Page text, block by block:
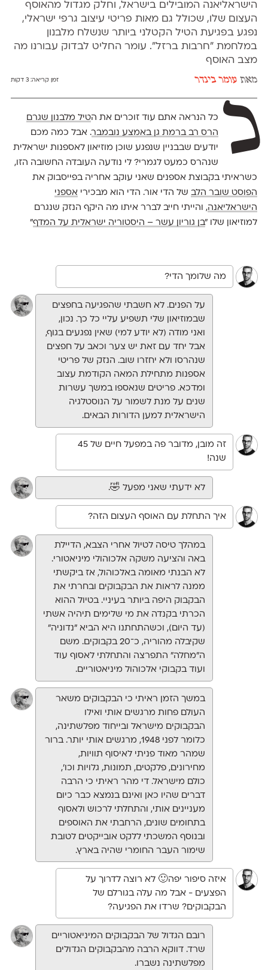
הישראליאנה המובילים בישראל, וחלק מגדול מהאוסף
העצום שלו, שכולל גם מאות פריטי עיצוב גרפי ישראלי,
נפגע בפגיעת הטיל הקטלני ביותר שנשלח מלבנון
במלחמת "חרבות ברזל". עומר החליט לבדוק עבורנו מה
מצב האוסף
מאת עומר בינדר זמן קריאה:3 דקות
כ כל הנראה אתם עוד זוכרים את הטיל מלבנון שגרם
הרס רב ברמת גן באמצע נובמבר. אבל כמה מכם
יודעים שבבניין שנפגע שוכן מוזיאון לאספנות ישראלית
שנהרס כמעט לגמרי? לי נודעה העובדה החשובה הזו,
כשראיתי בקבוצת אספנים שאני עוקב אחריה בפייסבוק את
הפוסט שובר הלבשל הדי אור. הדי הוא מבכירי אספני
הישראליאנה, והייתי חייב לברר איתו מה היקף הנזק שנגרם
למוזיאון שלו "בן גוריון עשר – היסטוריה ישראלית על המדף"
מה שלומך הדי?
על הפנים. לא חשבתי שהפגיעה בחפצים
שבמוזיאון שלי תשפיע עליי כל כך. נכון,
ואני מודה (לא יודע למי) שאין נפגעים בגוף,
אבל יחד עם זאת יש צער וכאב על חפצים
שנהרסו ולא יחזרו שוב. הנזק של פריטי
אספנות מתחילת המאה הקודמת עצוב
ומדכא. פריטים שנאספו במשך עשרות
שנים על מנת לשמור על הנוסטלגיה
הישראלית למען הדורות הבאים.
זה מובן, מדובר פה במפעל חיים של 45
שנה!
לא ידעתי שאני מפעל 🤣.
איך התחלת עם האוסף העצום הזה?
במהלך טיסה לטיול אחרי הצבא, הדיילת
באה והציעה משקה אלכוהולי מיניאטורי.
לא הבנתי מאומה באלכוהול, אז ביקשתי
ממנה לראות את הבקבוקים ובחרתי את
הבקבוק היפה ביותר בעיניי. בטיול ההוא
הכרתי בקנדה את מי שלימים תיהיה אשתי
(עד היום), וכשהתחתנו היא הביא ״נדוניה״
שקיבלה מהוריה, כ־20 בקבוקים. משם
ה״מחלה״ התפרצה והתחלתי לאסוף עוד
ועוד בקבוקי אלכוהול מיניאטוריים.
במשך הזמן ראיתי כי הבקבוקים משאר
העולם פחות מרגשים אותי ואילו
הבקבוקים מישראל ובייחוד מפלשתינה,
כלומר לפני 1948, מרגשים אותי יותר. ברור
שמהר מאוד פניתי לאיסוף תוויות,
מחירונים, פלקטים, תמונות, גלויות וכו׳,
כולם מישראל. די מהר ראיתי כי הרבה
דברים שהיו כאן ואינם בנמצא כבר כיום
מעניינים אותי, והתחלתי לרכוש ולאסוף
בתחומים שונים, הרחבתי את האוספים
ובנוסף המשכתי ללקט אובייקטים לטובת
שימור העבר החומרי שהיה בארץ.
איזה סיפור יפה🙂 לא רוצה לדרוך על
הפצעים - אבל מה עלה בגורלם של
הבקבוקים? שרדו את הפגיעה?
רובם הגדול של הבקבוקים המיניאטוריים
שרד. דווקא הרבה מהבקבוקים הגדולים
מפלשתינה נשברו.